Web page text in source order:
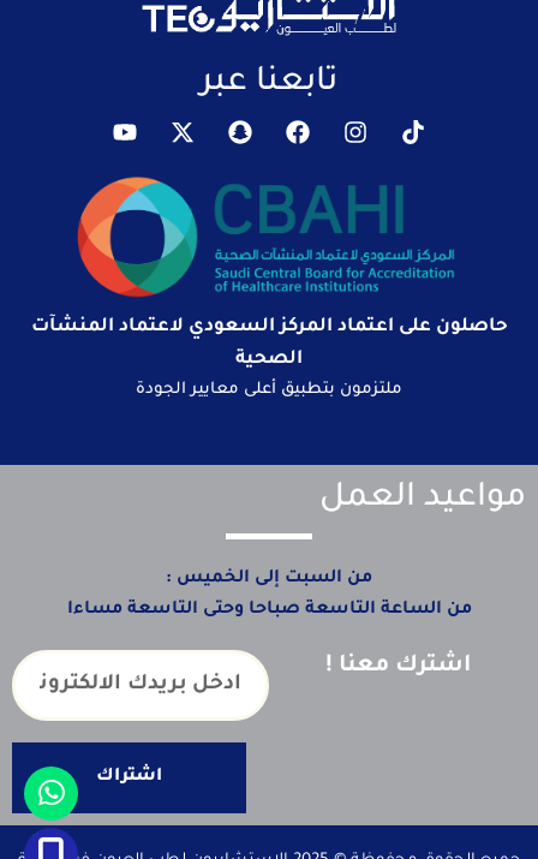
تابعنا عبر
حاصلون على اعتماد المركز السعودي لاعتماد المنشآت
الصحية
ملتزمون بتطبيق أعلى معايير الجودة
مواعيد العمل
من السبت إلى الخميس :
من الساعة التاسعة صباحا وحتى التاسعة مساءا
اشتراك
اشترك معنا !